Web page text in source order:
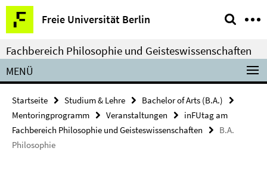
Springe
direkt
zu
Inhalt
Freie Universität Berlin
Service-
Navigation
Fachbereich Philosophie und Geisteswissenschaften
MENÜ
Startseite Studium & Lehre
Bachelor of Arts (B.A.)
Mentoringprogramm
Veranstaltungen
inFUtag am
Fachbereich Philosophie und Geisteswissenschaften
B.A.
Philosophie